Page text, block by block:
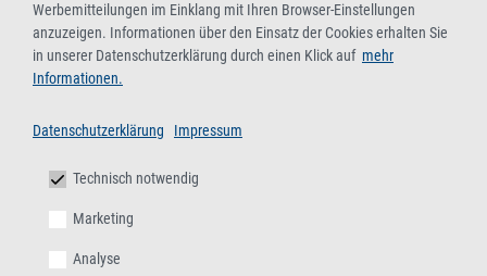
Werbemitteilungen im Einklang mit Ihren Browser-Einstellungen
anzuzeigen. Informationen über den Einsatz der Cookies erhalten Sie
in unserer Datenschutzerklärung durch einen Klick auf mehr
Informationen.
Datenschutzerklärung Impressum
Technisch notwendig
Marketing
Analyse